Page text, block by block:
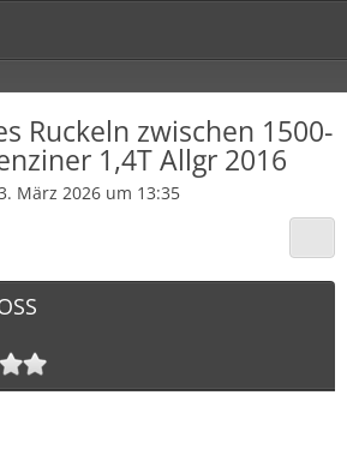
Ruckeln zwischen 1500-
1,4T Allgr 2016
März 2026 um 13:35